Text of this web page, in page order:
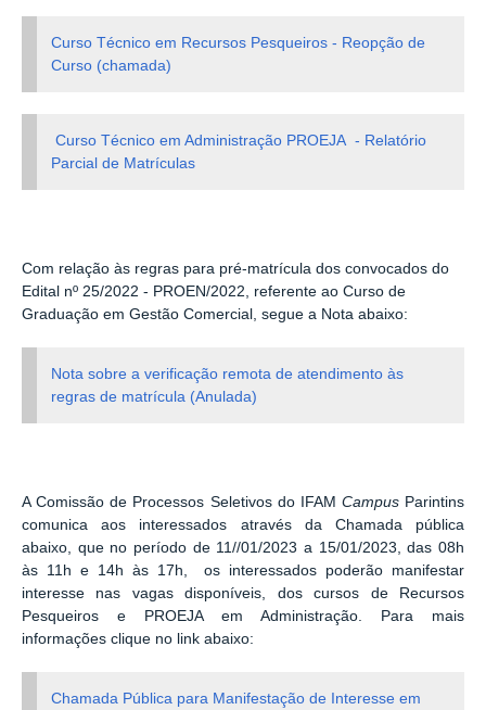
Curso Técnico em Recursos Pesqueiros - Reopção de
Curso (chamada)
Curso Técnico em Administração PROEJA - Relatório
Parcial de Matrículas
Com relação às regras para pré-matrícula dos convocados do
Edital nº 25/2022 - PROEN/2022, referente ao Curso de
Graduação em Gestão Comercial, segue a Nota abaixo:
Nota sobre a verificação remota de atendimento às
regras de matrícula (Anulada)
A Comissão de Processos Seletivos do IFAM CampusParintins
comunica aos interessados através da Chamada pública
abaixo, que no período de 11//01/2023 a 15/01/2023, das 08h
às 11h e 14h às 17h, os interessados poderão manifestar
interesse nas vagas disponíveis, dos cursos de Recursos
Pesqueiros e PROEJA em Administração. Para mais
informações clique no link abaixo:
Chamada Pública para Manifestação de Interesse em